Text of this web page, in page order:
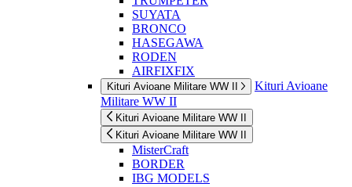
SUYATA
BRONCO
HASEGAWA
RODEN
AIRFIXFIX
Kituri Avioane Militare WW II
Kituri Avioane
Militare WW II
Kituri Avioane Militare WW II
Kituri Avioane Militare WW II
MisterCraft
BORDER
IBG MODELS